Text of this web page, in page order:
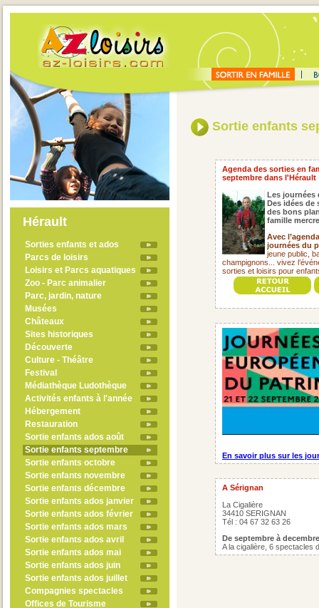
Hérault
Sorties enfants et ados
Parcs de loisirs
Loisirs et Parcs aquatiques
Zoo - Parc animalier
Parc, jardin, nature
Musées
Châteaux
Sites historiques
Découverte
Culture - Théâtre
Festival
Médiathèque Ludothèque
Activités enfants à l'année
Hébergement
Restauration
Sortie enfants ados août
Sortie enfants septembre
Sortie enfants octobre
Sortie enfants novembre
Sortie enfants décembre
Sortie enfants ados janvier
Sortie enfants ados février
Sortie enfants ados mars
Sortie enfants ados avril
Sortie enfants ados mai
Sortie enfants ados juin
Sortie enfants ados juillet
Compagnies spectacles
Offices de Tourisme
Sortie enfants
Agenda des sorties en
septembre dans l'Hérault
Les journées
Des idées de
des bons
famille
Avec
journées du
jeune public,
champignons... vivez
sorties et loisirs pour
En savoir plus sur les
A Sérignan
La Cigalière
34410 SERIGNAN
Tél : 04 67 32 63 26
De septembre à decembre
A la cigalière, 6 spectacles